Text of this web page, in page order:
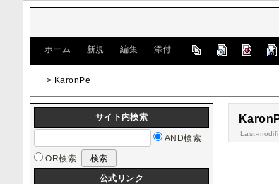
ホーム 新規 編集 添付
> KaronPe
Last-
サイト内検索
AND検索
OR検索
公式リンク